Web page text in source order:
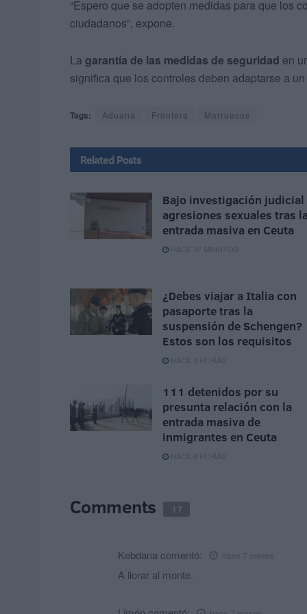
“Espero que se adopten medidas para que los
ciudadanos”, expone.
La garantía de las medidas de seguridad en
significa que los controles deben adaptarse a
Tags: Aduana Frontera Marruecos
Related Posts
Bajo investigación judicial
agresiones sexuales tras la
entrada masiva en Ceuta
HACE 37 MINUTOS
¿Debes viajar a Italia con
pasaporte tras la
suspensión de Schengen?
Estos son los requisitos
HACE 3 HORAS
111 detenidos por su
presunta relación con la
entrada masiva de
inmigrantes en Ceuta
HACE 8 HORAS
Comments 17
Kebdana comentó: hace 7 meses
A llorar al monte.